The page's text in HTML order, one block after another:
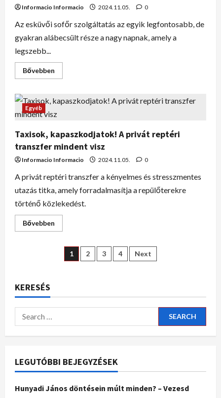
Informacio Informacio 2024.11.05. 0
Az esküvői sofőr szolgáltatás az egyik legfontosabb, de
gyakran alábecsült része a nagy napnak, amely a
legszebb...
Bővebben
Egyéb
Taxisok, kapaszkodjatok! A privát reptéri
transzfer mindent visz
Informacio Informacio 2024.11.05. 0
A privát reptéri transzfer a kényelmes és stresszmentes
utazás titka, amely forradalmasítja a repülőterekre
történő közlekedést.
Bővebben
1 2 3 4 Next
KERESÉS
LEGUTÓBBI BEJEGYZÉSEK
Hunyadi János döntésein múlt minden? – Vezesd